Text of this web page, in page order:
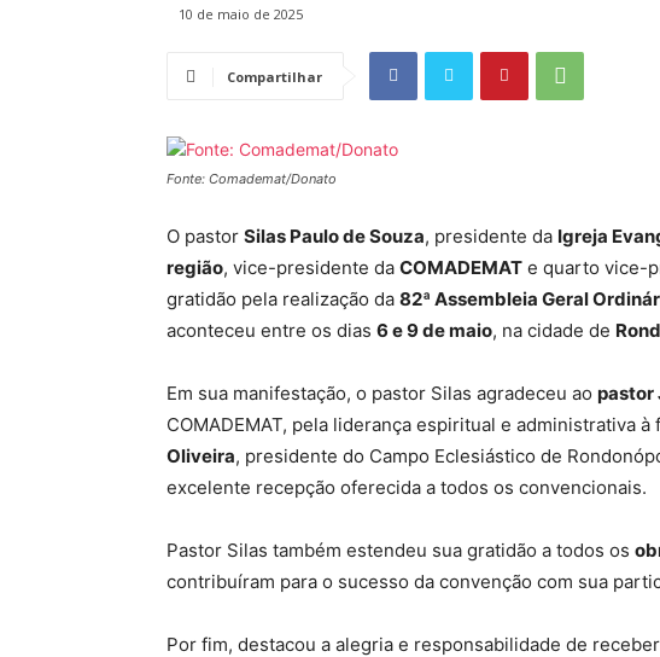
10 de maio de 2025
Compartilhar
Fonte: Comademat/Donato
O pastor Silas Paulo de Souza, presidente da Igreja
região, vice-presidente da COMADEMAT e quarto vice-
gratidão pela realização da 82ª Assembleia Geral
aconteceu entre os dias 6 e 9 de maio, na cidade de
Em sua manifestação, o pastor Silas agradeceu ao pastor
COMADEMAT, pela liderança espiritual e administrativa
Oliveira, presidente do Campo Eclesiástico de
excelente recepção oferecida a todos os convencionais.
Pastor Silas também estendeu sua gratidão a todos os
contribuíram para o sucesso da convenção com sua
Por fim, destacou a alegria e responsabilidade de